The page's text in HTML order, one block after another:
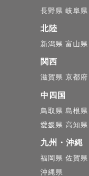
れてからずっと関西
カメラマンで写真撮
いジャンルやロケー
りの提案をします！
な瞬間をムービーで
撮影と並行した動画
長野県 岐阜県
北陸
新潟県 富山県
関西
滋賀県 京都府
中四国
鳥取県 島根県
愛媛県 高知県
九州・沖縄
福岡県 佐賀県
沖縄県